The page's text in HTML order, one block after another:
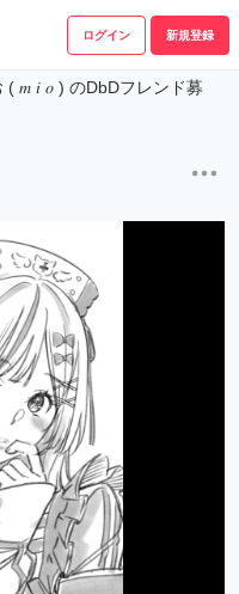
ログイン 新規登録
( 𝑚 𝑖 𝑜 ) のDbDフレンド募